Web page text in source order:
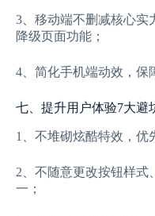
3、移动端不删减核心实
降级页面功能；
4、简化手机端动效，保
七、提升用户体验7大避
1、不堆砌炫酷特效，优
2、不随意更改按钮样式
一；